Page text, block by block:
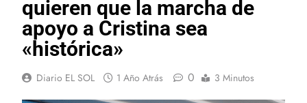
quieren que la marcha de
apoyo a Cristina sea
«histórica»
Diario EL SOL 1 Año Atrás 0 3 Minutos